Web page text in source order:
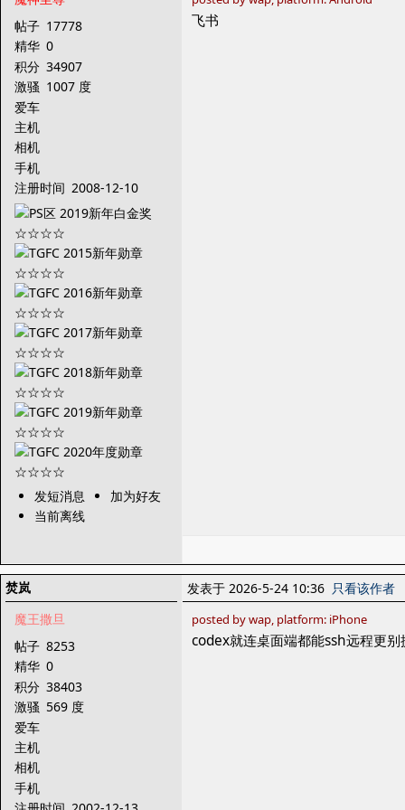
帖子 17778
精华 0
积分 34907
激骚 1007 度
爱车
主机
相机
手机
注册时间 2008-12-10
发短消息
加为好友
当前离线
飞书
焚岚
魔王撒旦
帖子 8253
精华 0
积分 38403
激骚 569 度
爱车
主机
相机
手机
发表于 2026-5-24 10:36 只看该作者
posted by wap, platform: iPhone
codex就连桌面端都能ssh远程更